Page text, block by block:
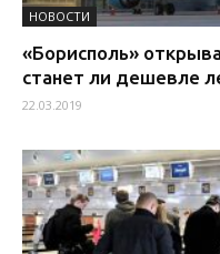
НОВОСТИ
«Борисполь»
станет ли дешевле
22.03.2019